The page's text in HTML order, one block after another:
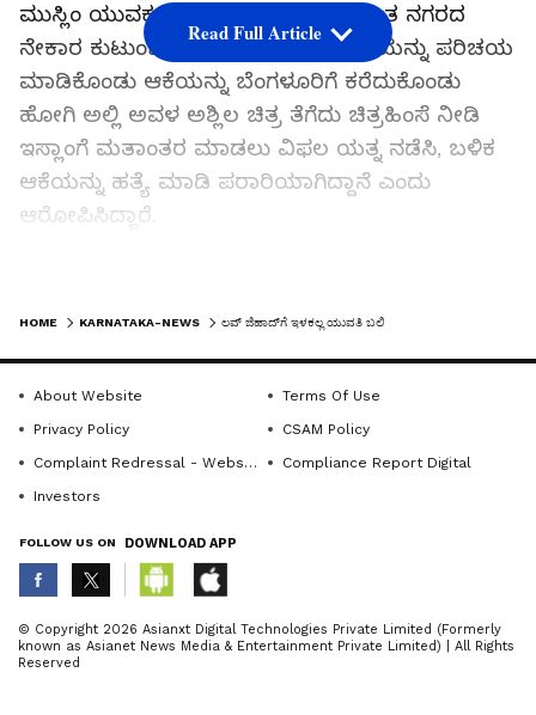
ಮುಸ್ಲಿಂ ಯುವಕ ನಾನಾಸಾಬ ಬುಡ್ಡಾ ಎಂಬಾತ ನಗರದ
ನೇಕಾರ ಕುಟುಂಬದ ಅಕ್ಷತಾ ಎಂಬ ಯುವತಿಯನ್ನು ಪರಿಚಯ
ಮಾಡಿಕೊಂಡು ಆಕೆಯನ್ನು ಬೆಂಗಳೂರಿಗೆ ಕರೆದುಕೊಂಡು
ಹೋಗಿ ಅಲ್ಲಿ ಅವಳ ಅಶ್ಲಿಲ ಚಿತ್ರ ತೆಗೆದು ಚಿತ್ರಹಿಂಸೆ ನೀಡಿ
ಇಸ್ಲಾಂಗೆ ಮತಾಂತರ ಮಾಡಲು ವಿಫಲ ಯತ್ನ ನಡೆಸಿ, ಬಳಿಕ
ಆಕೆಯನ್ನು ಹತ್ಯೆ ಮಾಡಿ ಪರಾರಿಯಾಗಿದ್ದಾನೆ ಎಂದು
ಆರೋಪಿಸಿದ್ದಾರೆ.
30 ಆಗಿದ್ದರೂ ಬುಡ್ಡಾ ಅಕ್ಕ ಎಂದು ಪರಿಚಯಿಸಿಕೊಂಡು ಅವರ
ಅಶ್ಲಿಲ ಫೋಟೊ ತೆಗೆದು ಮುಸ್ಲಿಮ ಧರ್ಮಕ್ಕೆ ಮತಾಂತರ
ಆಗುವಂತೆ ಚಿತ್ರಹಿಂಸೆ ನೀಡಿ ಕೊನೆಗೆ ಅಕ್ಷಿತಾಳನ್ನು
ಮನೆ ಮಾಲೀಕರಿಗೆ ಶವದ ವಾಸನೆ ಬಂದ ಬಳಿಕ ಪೊಲೀಸರಿಗೆ
ತಿಳಿಸಿದ್ದಾರೆ. ಇವತ್ತು ಮುಸ್ಲಿಂ ಸಮಾಜದ ಕೆಲ ದುಷ್ಟ
Read Full Article
ABOUT THE AUTHOR
K KannadaprabhaNewsNetwork
HOME KARNATAKA-NEWS ಲವ್‌ ಜಿಹಾದ್‌ಗೆ ಇಳಕಲ್ಲ ಯುವತಿ ಬಲಿ
About Website
Terms Of Use
Privacy Policy
CSAM Policy
Complaint Redressal - Website
Compliance Report Digital
Investors
FOLLOW US ON DOWNLOAD APP
© Copyright 2026 Asianxt Digital Technologies Private Limited (Formerly
known as Asianet News Media & Entertainment Private Limited) | All Rights
Reserved